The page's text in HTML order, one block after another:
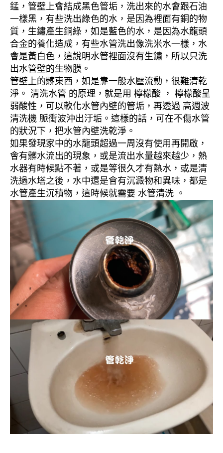
錳，管壁上會結成黑色管垢，洗出來的水會跟石油
一樣黑，有些洗出綠色的水，是因為裡面有銅的物
質，生鏽產生銅綠，如是藍色的水，是因為水龍頭
合金的養化造成，有些水管洗出像洗米水一樣，水
會是黃白色，這說明水管裡面沒有生鏽，所以只洗
出水管壁的生物膜。
管壁上的髒東西，如是靠一般水壓流動，很難清乾
淨。 清洗水管 的原理，就是用 檸檬酸 ， 檸檬酸呈
弱酸性，可以軟化水管內壁的管垢，再透過 高週波
清洗機 脈衝波沖出汙垢。這樣的話，可在不傷水管
的狀況下，把水管內壁洗乾淨。
如果發現家中的水龍頭超過一周沒有使用再開啟，
會有髒水流出的現象，或是流出水量越來越少，熱
水器有時候點不著，或是等很久才有熱水，或是清
洗過水塔之後，水中還是會有沉澱物和異味，都是
水管產生沉積物，這時候就需要 水管清洗 。